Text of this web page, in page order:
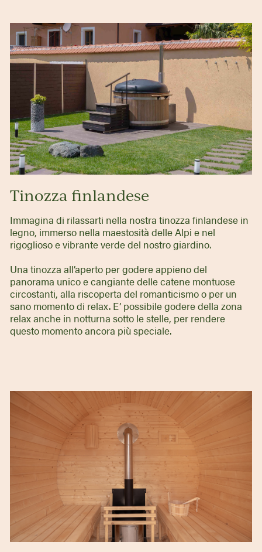
Tinozza finlandese
Immagina di rilassarti nella nostra tinozza finlandese in
legno, immerso nella maestosità delle Alpi e nel
rigoglioso e vibrante verde del nostro giardino.
Una tinozza all’aperto per godere appieno del
panorama unico e cangiante delle catene montuose
circostanti, alla riscoperta del romanticismo o per un
sano momento di relax. E’ possibile godere della zona
relax anche in notturna sotto le stelle, per rendere
questo momento ancora più speciale.